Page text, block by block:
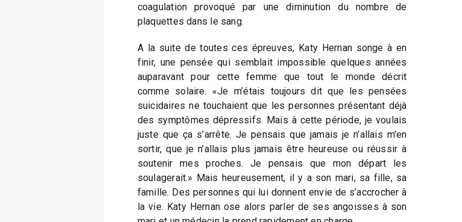
coagulation provoqué par une diminution du nombre de
plaquettes dans le sang.
A la suite de toutes ces épreuves, Katy Hernan songe à en
finir, une pensée qui semblait impossible quelques années
auparavant pour cette femme que tout le monde décrit
comme solaire. «Je m’étais toujours dit que les pensées
suicidaires ne touchaient que les personnes présentant déjà
des symptômes dépressifs. Mais à cette période, je voulais
juste que ça s’arrête. Je pensais que jamais je n’allais m’en
sortir, que je n’allais plus jamais être heureuse ou réussir à
soutenir mes proches. Je pensais que mon départ les
soulagerait.» Mais heureusement, il y a son mari, sa fille, sa
famille. Des personnes qui lui donnent envie de s’accrocher à
la vie. Katy Hernan ose alors parler de ses angoisses à son